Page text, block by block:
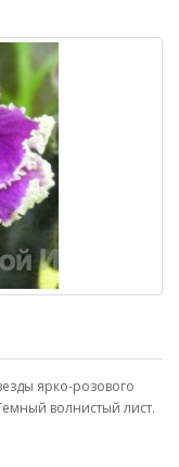
ярко-розового
волнистый лист.